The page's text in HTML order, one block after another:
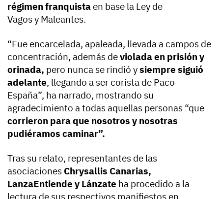
régimen franquista en base la Ley de
Vagos y Maleantes.
“Fue encarcelada, apaleada, llevada a campos de
concentración, además deviolada en prisión y
orinada, pero nunca se rindió ysiempre siguió
adelante, llegando a ser corista de Paco
España”, ha narrado, mostrando su
agradecimiento a todas aquellas personas “que
corrieron para que nosotros y nosotras
pudiéramos caminar”.
Tras su relato, representantes de las
asociaciones Chrysallis Canarias,
LanzaEntiende y Lánzate ha procedido a la
lectura de sus respectivos manifiestos en